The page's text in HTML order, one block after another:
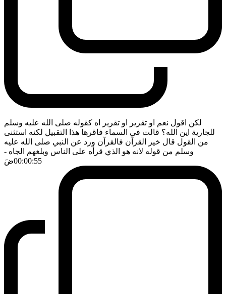
لكن اقول نعم او تقرير او تقرير اه كقوله صلى الله عليه وسلم
للجارية اين الله؟ قالت في السماء فاقرها هذا التقبيل لكنه استثنى
من القول قال خير القرآن فالقرآن ورد عن النبي صلى الله عليه
وسلم من قوله لانه هو الذي قرأه على الناس وبلغهم الجاه -
00:00:55ضَ